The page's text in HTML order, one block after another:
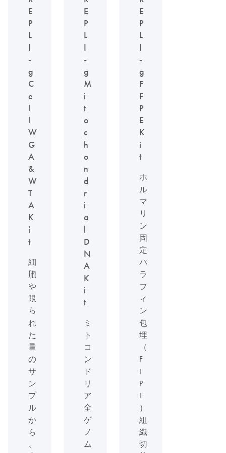
E
P
L
I
-
g
C
e
l
l
W
G
A
&
W
T
A
K
i
t
細
胞
や
限
ら
れ
た
量
の
サ
ン
プ
ル
か
ら
E
P
L
I
-
g
M
i
t
o
c
h
o
n
d
r
i
a
l
D
N
A
K
i
t
ミ
ト
コ
ン
ド
リ
ア
全
ゲ
ノ
ム
E
P
L
I
-
g
F
F
P
E
K
i
t
ホ
ル
マ
リ
ン
固
定
パ
ラ
フ
ィ
ン
包
埋
（
F
F
P
E
）
組
織
切